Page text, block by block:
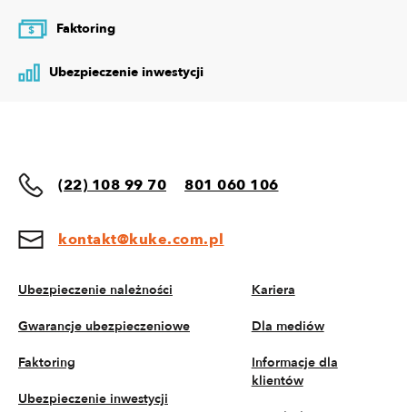
$ Faktoring
Ubezpieczenie inwestycji
(22) 108 99 70 801 060 106
kontakt@kuke.com.pl
Ubezpieczenie należności
Gwarancje ubezpieczeniowe
Faktoring
Ubezpieczenie inwestycji
Kariera
Dla mediów
Informacje dla
klientów